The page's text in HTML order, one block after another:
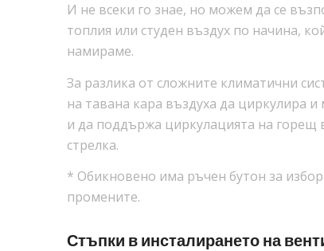
И не всеки го знае, но можем да се
топлия или студен въздух по начина,
намираме.
За разлика от сложните климатични
на тавана кара въздуха да циркулира
и да поддържа циркулацията на горещ
стрелка.
* Обикновено има ръчен бутон за
промените.
Стъпки в инсталирането на